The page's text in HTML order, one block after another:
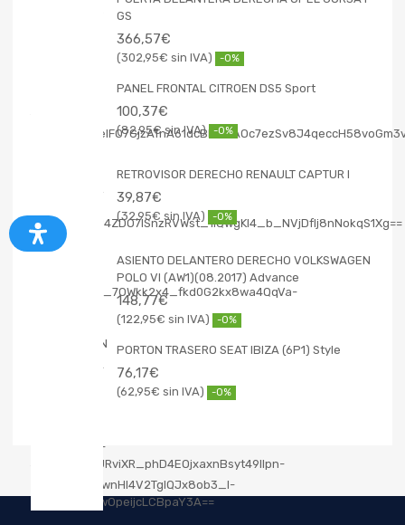
GS
366,57€
302,95€ -0%
PANEL FRONTAL CITROEN DS5 Sport
100,37€
82,95€ -0%
RETROVISOR DERECHO RENAULT CAPTUR I
39,87€
32,95€ -0%
ASIENTO DELANTERO DERECHO VOLKSWAGEN
POLO VI (AW1)(08.2017) Advance
148,77€
122,95€ -0%
PORTON TRASERO SEAT IBIZA (6P1) Style
76,17€
62,95€ -0%